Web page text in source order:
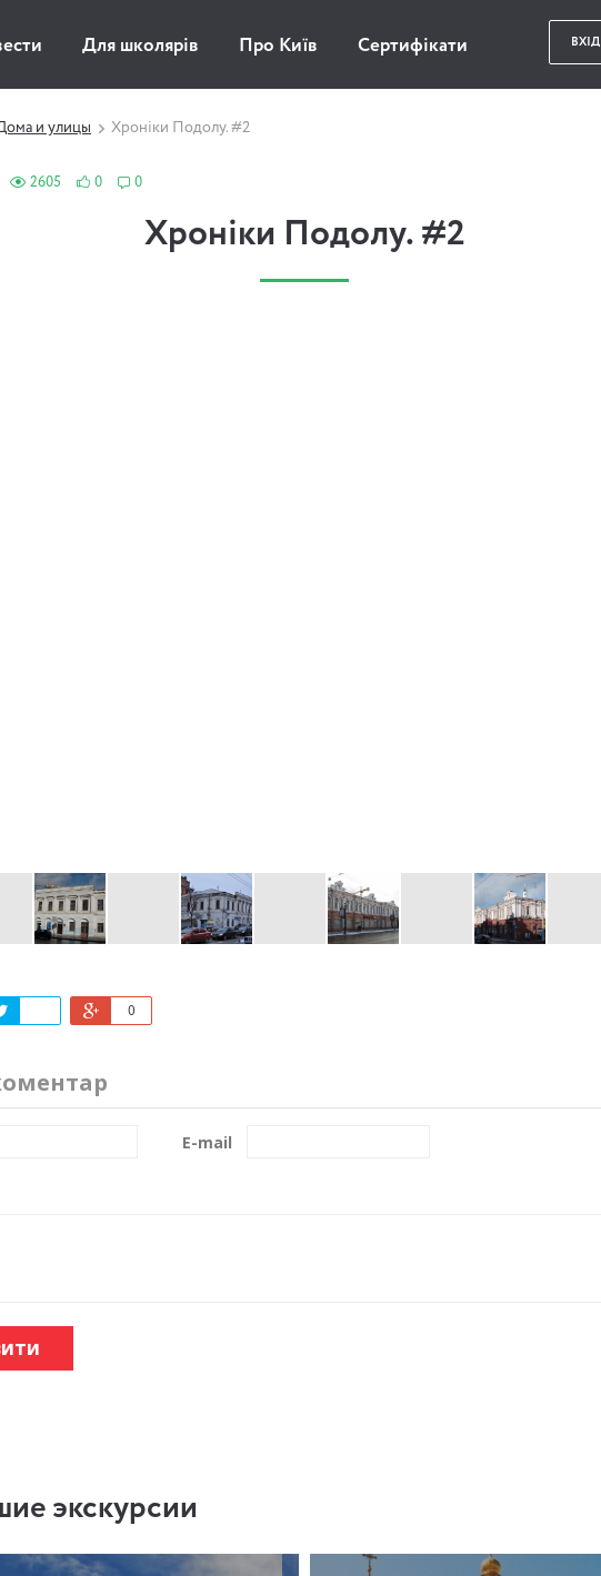
Для школярів Про Київ Сертифікати ВХІД
и улицы Хроніки Подолу. #2
2605 0 0
Хроніки Подолу. #2
0
E-mail
экскурсии